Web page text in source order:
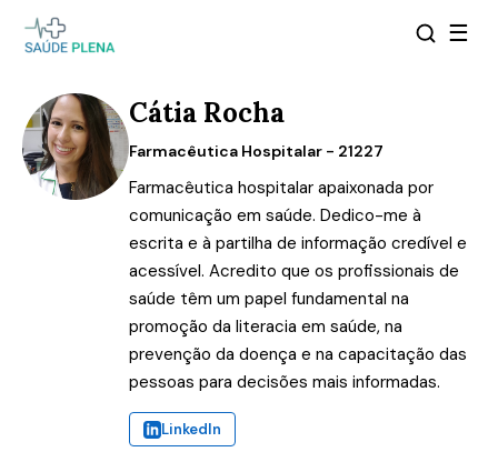
☰
Cátia Rocha
Farmacêutica Hospitalar - 21227
Farmacêutica hospitalar apaixonada por
comunicação em saúde. Dedico-me à
escrita e à partilha de informação credível e
acessível. Acredito que os profissionais de
saúde têm um papel fundamental na
promoção da literacia em saúde, na
prevenção da doença e na capacitação das
pessoas para decisões mais informadas.
LinkedIn